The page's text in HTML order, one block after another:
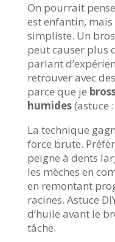
On pourrait
est enfantin, mais
simpliste. Un
peut causer plus
parlant
retrouver avec
parce que je
humides(astuce
La technique
force brute.
peigne à dents
les mèches en
en remontant
racines. Astuce
d’huile avant le
tâche.